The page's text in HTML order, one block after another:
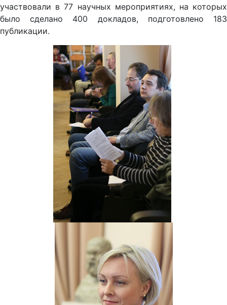
участвовали в 77 научных мероприятиях, на которых
было сделано 400 докладов, подготовлено 183
публикации.